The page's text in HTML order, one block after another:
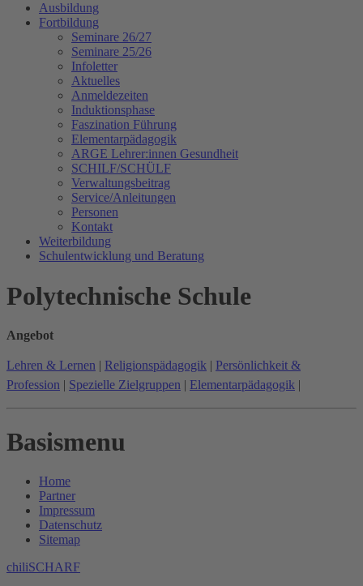
Ausbildung
Fortbildung
Seminare 26/27
Seminare 25/26
Infoletter
Aktuelles
Anmeldezeiten
Induktionsphase
Faszination Führung
Elementarpädagogik
ARGE Lehrer:innen Gesundheit
SCHILF/SCHÜLF
Verwaltungsbeitrag
Service/Anleitungen
Personen
Kontakt
Weiterbildung
Schulentwicklung und Beratung
Polytechnische Schule
Angebot
Lehren & Lernen | Religionspädagogik | Persönlichkeit &
Profession | Spezielle Zielgruppen | Elementarpädagogik |
Basismenu
Home
Partner
Impressum
Datenschutz
Sitemap
chiliSCHARF